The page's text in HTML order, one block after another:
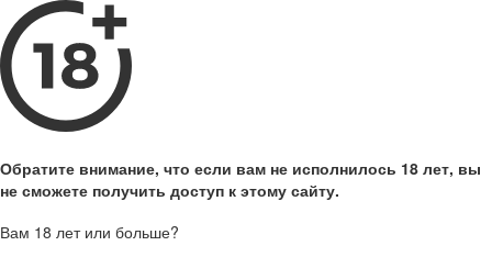
Обратите внимание, что если вам не исполнилось 18 лет, вы
не сможете получить доступ к этому сайту.
Вам 18 лет или больше?